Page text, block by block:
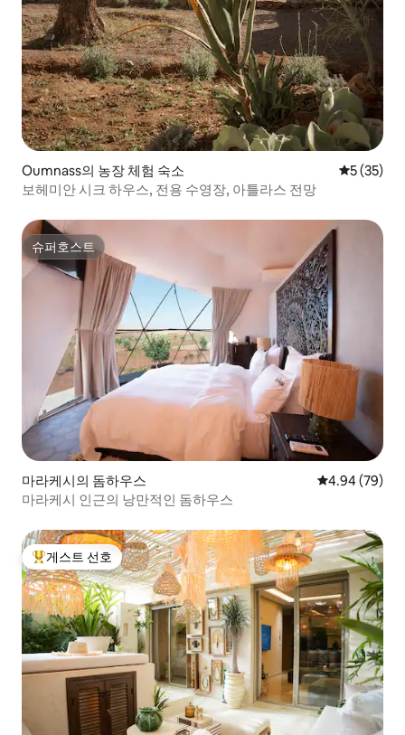
Oumnass의 농장 체험 숙소 평점 5점
5 (35)
보헤미안 시크 하우스, 전용 수영장, 아틀라스 전망
슈퍼호스트
슈퍼호스트
마라케시의 돔하우스 평점 4.94점(5
4.94 (79)
마라케시 인근의 낭만적인 돔하우스
상위 게스트 선호
게스트 선호